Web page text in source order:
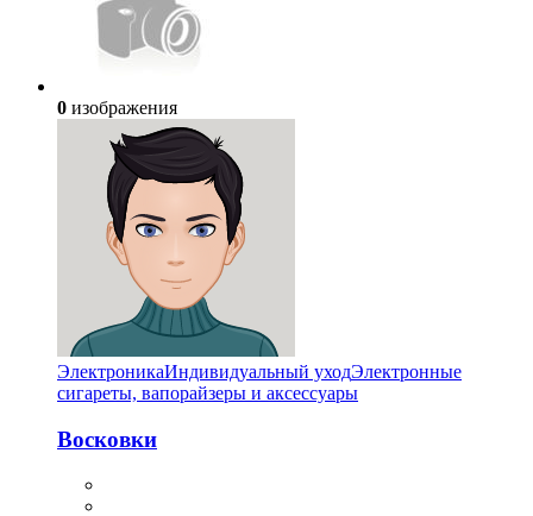
0 изображения
ЭлектроникаИндивидуальный уходЭлектронные
сигареты, вапорайзеры и аксессуары
Восковки